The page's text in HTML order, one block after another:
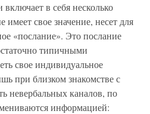
в себя несколько
свое значение, несет для
«послание». Это послание
типичными
свое индивидуальное
при близком знакомстве с
невербальных каналов, по
информацией: